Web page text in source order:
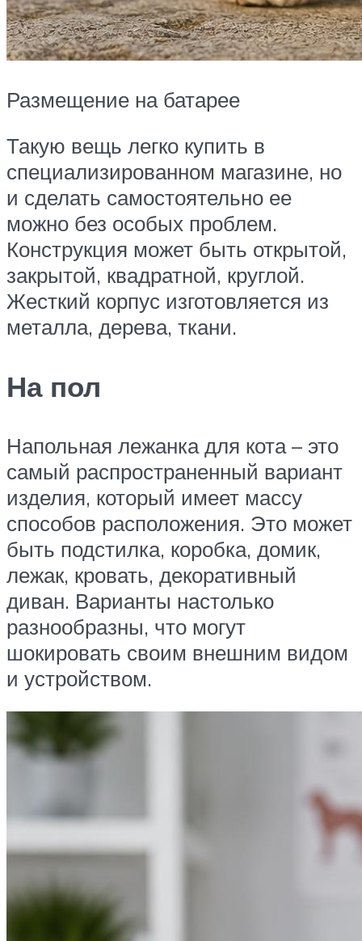
Размещение на батарее
Такую вещь легко купить в
специализированном магазине, но
и сделать самостоятельно ее
можно без особых проблем.
Конструкция может быть открытой,
закрытой, квадратной, круглой.
Жесткий корпус изготовляется из
металла, дерева, ткани.
На пол
Напольная лежанка для кота – это
самый распространенный вариант
изделия, который имеет массу
способов расположения. Это может
быть подстилка, коробка, домик,
лежак, кровать, декоративный
диван. Варианты настолько
разнообразны, что могут
шокировать своим внешним видом
и устройством.